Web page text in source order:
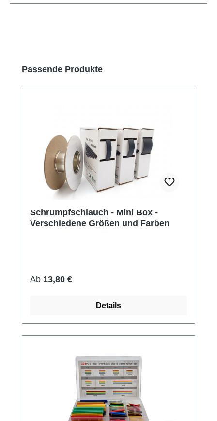
Produktgalerie überspringen
Passende Produkte
Schrumpfschlauch - Mini Box -
Verschiedene Größen und Farben
Regulärer Preis:
Ab 13,80 €
Details